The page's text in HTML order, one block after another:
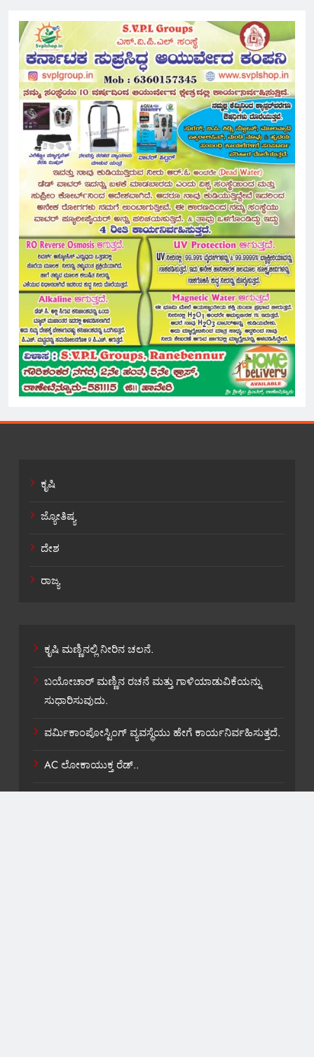
ಕೃಷಿ
ಜ್ಯೋತಿಷ್ಯ
ದೇಶ
ರಾಜ್ಯ
ಕೃಷಿ ಮಣ್ಣಿನಲ್ಲಿ ನೀರಿನ ಚಲನೆ.
ಬಯೋಚಾರ್ ಮಣ್ಣಿನ ರಚನೆ ಮತ್ತು ಗಾಳಿಯಾಡುವಿಕೆಯನ್ನು
ಸುಧಾರಿಸುವುದು.
ವರ್ಮಿಕಾಂಪೋಸ್ಟಿಂಗ್ ವ್ಯವಸ್ಥೆಯು ಹೇಗೆ ಕಾರ್ಯನಿರ್ವಹಿಸುತ್ತದೆ.
AC ಲೋಕಾಯುಕ್ತ ರೆಡ್..